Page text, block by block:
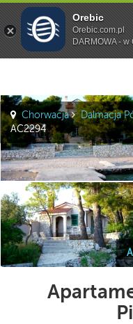
Szukaj
Chorwacja Dalmacja
AC2294
Orebic
Orebic.com.pl
DARMOWA -